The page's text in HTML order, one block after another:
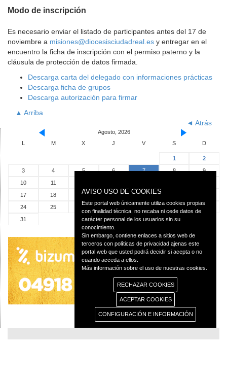
Modo de inscripción
Es necesario enviar el listado de participantes antes del 17 de
noviembre a misiones@diocesisciudadreal.es y entregar en el
encuentro la ficha de inscripción con el permiso paterno y la
cláusula de protección de datos firmada.
Descarga carta del delegado con informaciones prácticas
Descarga ficha de grupos
Descarga autorización para firmar
▲ Arriba
◄ Atrás
Agosto, 2026
L
M X J V S D
1
2
3
4 5 6 7 8
9
10
11
17
18 19 20 21
24
25 26 27 28 29
30
31
AVISO USO DE COOKIES
Este portal web únicamente utiliza cookies propias
con finalidad técnica, no recaba ni cede datos de
carácter personal de los usuarios sin su
conocimiento.
Sin embargo, contiene enlaces a sitios web de
terceros con políticas de privacidad ajenas este
portal web que usted podrá decidir si acepta o no
cuando acceda a ellos.
Más información sobre el uso de nuestras cookies.
RECHAZAR COOKIES
ACEPTAR COOKIES
CONFIGURACIÓN E INFORMACIÓN